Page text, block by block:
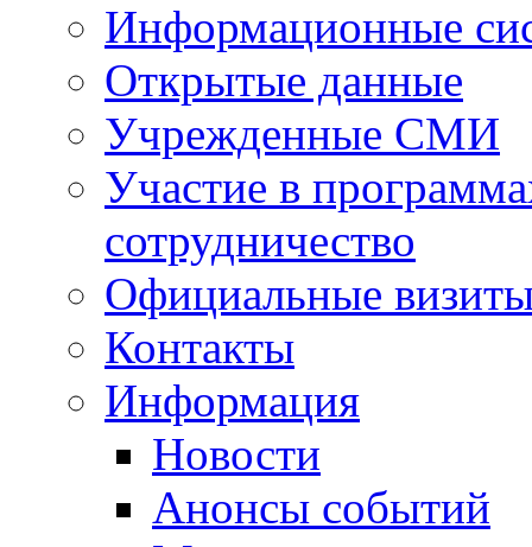
Информационные
Открытые данные
Учрежденные СМИ
Участие в
сотрудничество
Официальные
Контакты
Информация
Новости
Анонсы событий